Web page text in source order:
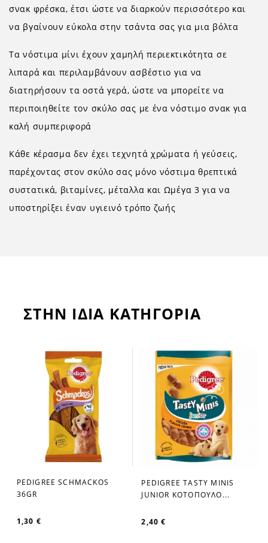
σνακ φρέσκα, έτσι ώστε να διαρκούν περισσότερο και
να βγαίνουν εύκολα στην τσάντα σας για μια βόλτα
Τα νόστιμα μίνι έχουν χαμηλή περιεκτικότητα σε
λιπαρά και περιλαμβάνουν ασβέστιο για να
διατηρήσουν τα οστά γερά, ώστε να μπορείτε να
περιποιηθείτε τον σκύλο σας με ένα νόστιμο σνακ για
καλή συμπεριφορά
Κάθε κέρασμα δεν έχει τεχνητά χρώματα ή γεύσεις,
παρέχοντας στον σκύλο σας μόνο νόστιμα θρεπτικά
συστατικά, βιταμίνες, μέταλλα και Ωμέγα 3 για να
υποστηρίξει έναν υγιεινό τρόπο ζωής
ΣΤΗΝ ΙΔΙΑ ΚΑΤΗΓΟΡΙΑ
favorite_border
PEDIGREE SCHMACKOS
36GR
1,30 €
favorite_border
PEDIGREE TASTY MINIS
JUNIOR ΚΟΤΟΠΟΥΛΟ...
2,40 €